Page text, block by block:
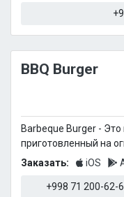
BBQ Burger
Barbeque Burger -
приготовленный на
Заказать:
iOS
+998 71 200-62-